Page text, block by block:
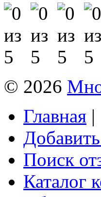
© 2026
Главная |
Поиск
Каталог